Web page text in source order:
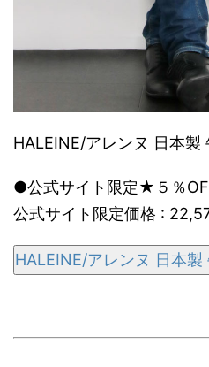
HALEINE/アレンヌ 日本製
●公式サイト限定★５％
公式サイト限定価格 :
HALEINE/アレンヌ 日本